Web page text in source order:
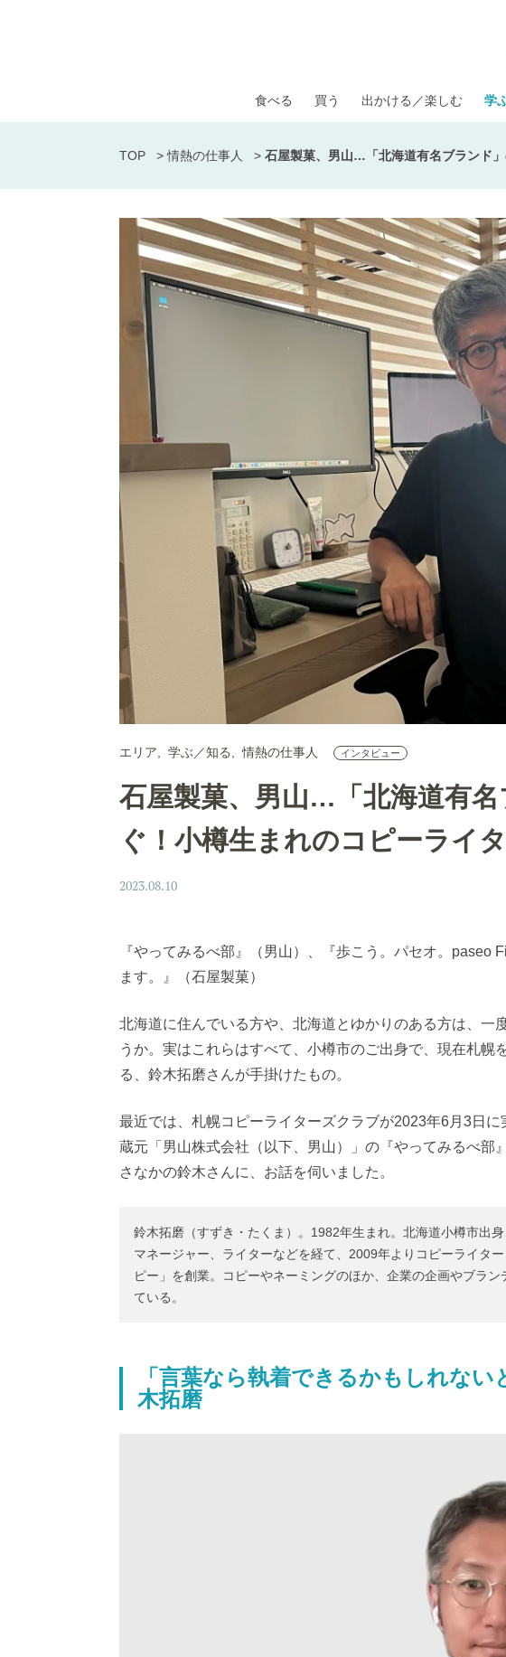
食べる 買う 出かける／楽しむ 学
TOP >情熱の仕事人 > 石屋製菓、男山…「北海道有名ブランド
エリア 学ぶ／知る 情熱の仕事人 インタビュー
石屋製菓、男山…「北海道有
ぐ！小樽生まれのコピーライ
2023.08.10
『やってみるべ部』（男山）、『歩こう。パセオ。paseo
ます。』（石屋製菓）
北海道に住んでいる方や、北海道とゆかりのある方は、一
うか。実はこれらはすべて、小樽市のご出身で、現在札幌
る、鈴木拓磨さんが手掛けたもの。
最近では、札幌コピーライターズクラブが2023年6月3日
蔵元「男山株式会社（以下、男山）」の『やってみるべ部
さなかの鈴木さんに、お話を伺いました。
鈴木拓磨（すずき・たくま）。1982年生まれ。北海道小樽市出
マネージャー、ライターなどを経て、2009年よりコピーライタ
ピー」を創業。コピーやネーミングのほか、企業の企画やブラ
ている。
「言葉なら執着できるかもしれな
木拓磨